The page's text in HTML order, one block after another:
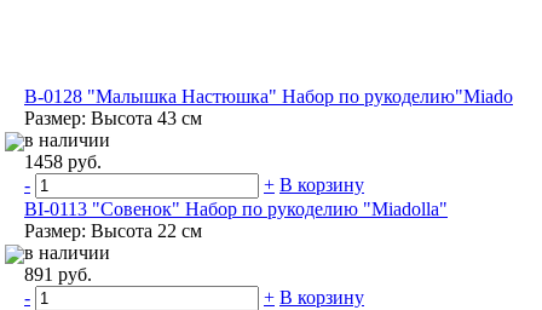
B-0128 "Малышка Настюшка" Набор по рукоделию"Miado
Размер: Высота 43 см
в наличии
1458 руб.
-
+ В корзину
BI-0113 "Совенок" Набор по рукоделию "Miadolla"
Размер: Высота 22 см
в наличии
891 руб.
-
+ В корзину